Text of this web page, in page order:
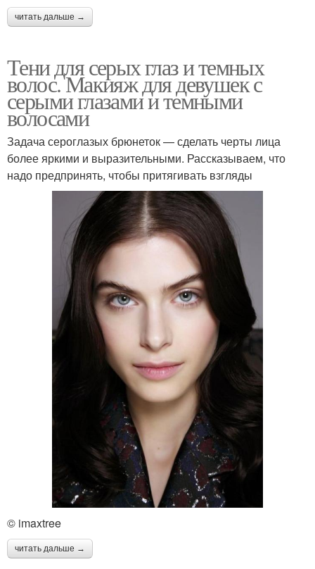
читать дальше →
Тени для серых глаз и темных
волос. Макияж для девушек с
серыми глазами и темными
волосами
Задача сероглазых брюнеток — сделать черты лица
более яркими и выразительными. Рассказываем, что
надо предпринять, чтобы притягивать взгляды
© imaxtree
читать дальше →